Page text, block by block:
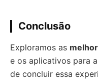
Conclusão
Exploramos as
e os aplicativos para
de concluir essa